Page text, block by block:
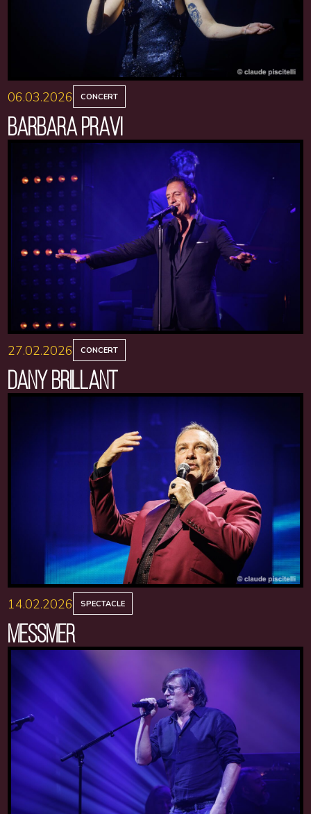
06.03.2026 CONCERT
BARBARA PRAVI
27.02.2026 CONCERT
DANY BRILLANT
14.02.2026 SPECTACLE
MESSMER